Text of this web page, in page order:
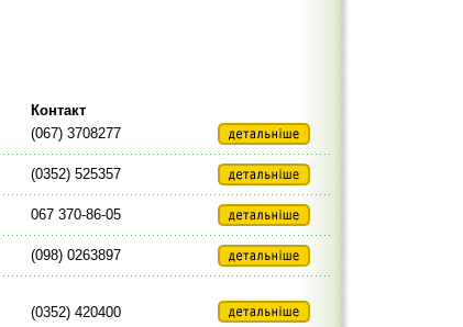
Контакт
(067) 3708277
(0352) 525357
067 370-86-05
(098) 0263897
(0352) 420400